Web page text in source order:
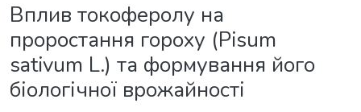
Вплив токоферолу на
проростання гороху (Pisum
sativum L.) та формування його
біологічної врожайності